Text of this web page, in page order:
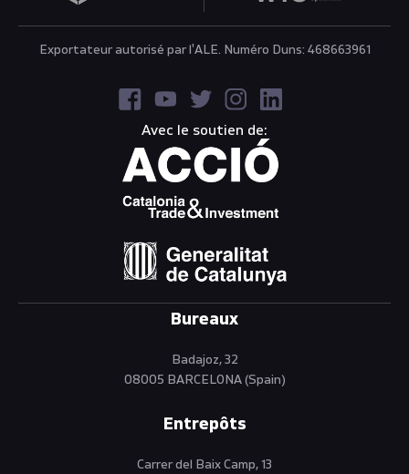
Exportateur autorisé par l'ALE. Numéro Duns: 468663961
Avec le soutien de:
Bureaux
Badajoz, 32
08005 BARCELONA (Spain)
Entrepôts
Carrer del Baix Camp, 13